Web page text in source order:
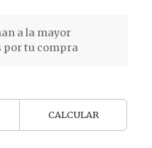
a la mayor
por tu compra
CALCULAR